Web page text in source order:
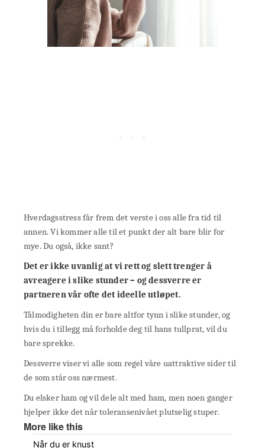
Hverdagsstress får frem det verste i oss alle fra tid til
annen. Vi kommer alle til et punkt der alt bare blir for
mye. Du også, ikke sant?
Det er ikke uvanlig at vi rett og slett trenger å
avreagere i slike stunder – og dessverre er
partneren vår ofte det ideelle utløpet.
Tålmodigheten din er bare altfor tynn i slike stunder, og
hvis du i tillegg må forholde deg til hans tullprat, vil du
bare sprekke.
Dessverre viser vi alle som regel våre uattraktive sider til
de som står oss nærmest.
Du elsker ham og vil dele alt med ham, men noen ganger
hjelper ikke det når toleransenivået plutselig stuper.
More like this
Når du er knust